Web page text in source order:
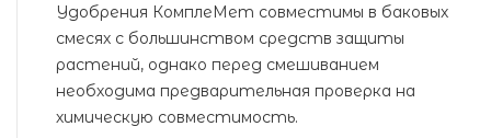
Удобрения КомплеМет совместимы в баковых
смесях с большинством средств защиты
растений, однако перед смешиванием
необходима предварительная проверка на
химическую совместимость.